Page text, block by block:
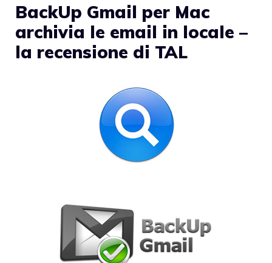
BackUp Gmail per Mac
archivia le email in locale –
la recensione di TAL